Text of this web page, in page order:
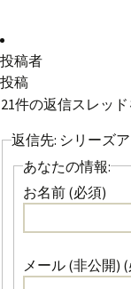
投稿者
投稿
21件の返信スレッ
返信先: シリーズ
あなたの情報:
お名前 (必須)
メール (非公開) (